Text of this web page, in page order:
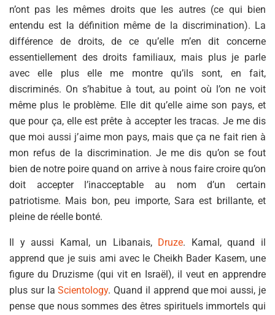
n’ont pas les mêmes droits que les autres (ce qui bien
entendu est la définition même de la discrimination). La
différence de droits, de ce qu’elle m’en dit concerne
essentiellement des droits familiaux, mais plus je parle
avec elle plus elle me montre qu’ils sont, en fait,
discriminés. On s’habitue à tout, au point où l’on ne voit
même plus le problème. Elle dit qu’elle aime son pays, et
que pour ça, elle est prête à accepter les tracas. Je me dis
que moi aussi j’aime mon pays, mais que ça ne fait rien à
mon refus de la discrimination. Je me dis qu’on se fout
bien de notre poire quand on arrive à nous faire croire qu’on
doit accepter l’inacceptable au nom d’un certain
patriotisme. Mais bon, peu importe, Sara est brillante, et
pleine de réelle bonté.
Il y aussi Kamal, un Libanais, Druze. Kamal, quand il
apprend que je suis ami avec le Cheikh Bader Kasem, une
figure du Druzisme (qui vit en Israël), il veut en apprendre
plus sur laScientology. Quand il apprend que moi aussi, je
pense que nous sommes des êtres spirituels immortels qui